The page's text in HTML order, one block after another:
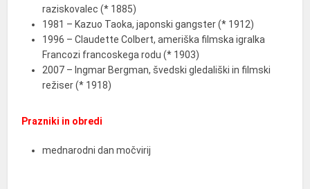
raziskovalec (* 1885)
1981 – Kazuo Taoka, japonski gangster (* 1912)
1996 – Claudette Colbert, ameriška filmska igralka
Francozi francoskega rodu (* 1903)
2007 – Ingmar Bergman, švedski gledališki in filmski
režiser (* 1918)
Prazniki in obredi
mednarodni dan močvirij